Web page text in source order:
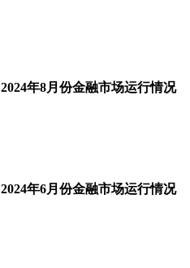
2024年8月份金融市场运行情况
2024年6月份金融市场运行情况